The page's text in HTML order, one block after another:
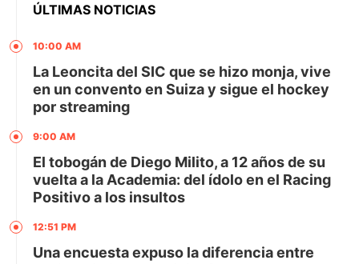
ÚLTIMAS NOTICIAS
10:00 AM
La Leoncita del SIC que se hizo monja, vive
en un convento en Suiza y sigue el hockey
por streaming
9:00 AM
El tobogán de Diego Milito, a 12 años de su
vuelta a la Academia: del ídolo en el Racing
Positivo a los insultos
12:51 PM
Una encuesta expuso la diferencia entre